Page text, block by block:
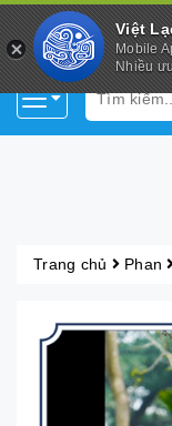
Việt
Mobile
Nhiều
Trang chủ Phan